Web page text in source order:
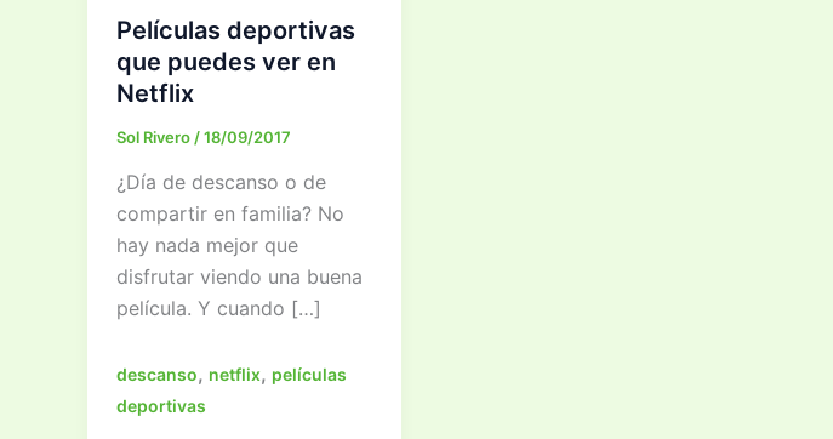
Películas deportivas
que puedes ver en
Netflix
Sol Rivero /18/09/2017
¿Día de descanso o de
compartir en familia? No
hay nada mejor que
disfrutar viendo una buena
película. Y cuando […]
descanso, netflix, películas
deportivas